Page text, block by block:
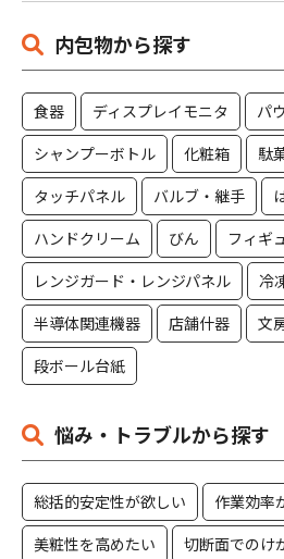
内包物から探す
食器 ディスプレイモニタ パ
シャンプーボトル
化粧箱 駄
タッチパネル
バルブ・継手
ハンドクリーム
びん フィギ
レンジガード・レンジパネル
冷
半導体関連機器
店舗什器 文
段ボール台紙
悩み・トラブルから探す
総括的安定性が欲しい
作業効率
美粧性を高めたい
切断面でのけ